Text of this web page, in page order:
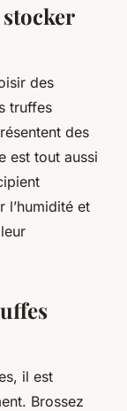
des
truffes
des
est tout aussi
l’humidité et
il est
Brossez